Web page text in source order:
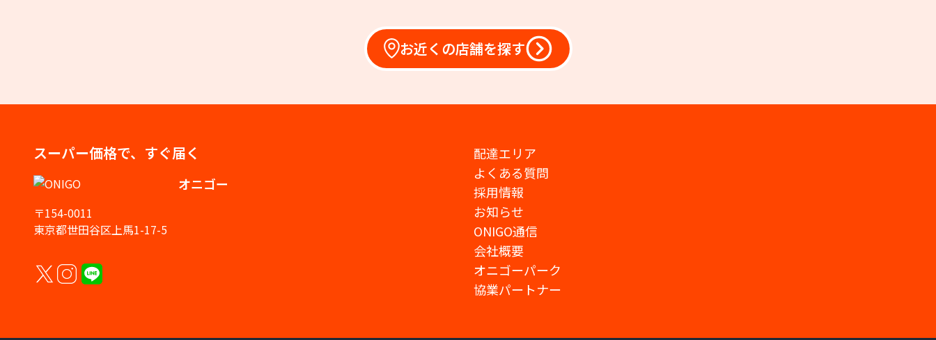
お近くの店舗を探す
スーパー価格で、すぐ届く
オニゴー
〒154-0011
東京都世田谷区上馬1-17-5
配達エリア
よくある質問
採用情報
お知らせ
ONIGO通信
会社概要
オニゴーパーク
協業パートナー